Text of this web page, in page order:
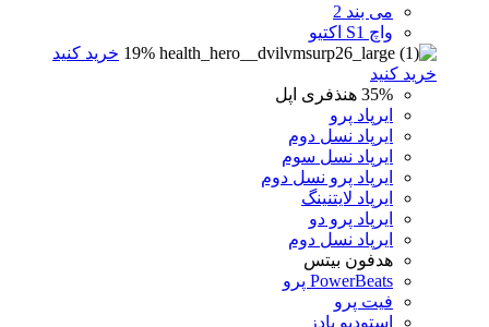
می بند 2
واچ S1 اکتیو
19% خرید کنید
خرید کنید
35% هنذفری اپل
ایرپاد پرو
ایرپاد نسل دوم
ایرپاد نسل سوم
ایرپاد پرو نسل دوم
ایرپاد لایتنینگ
ایرپاد پرو دو
ایرپاد نسل دوم
هدفون بیتس
PowerBeats پرو
فیت پرو
استودیو بادز